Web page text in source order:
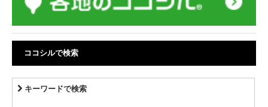
ココシルで検索
キーワードで検索